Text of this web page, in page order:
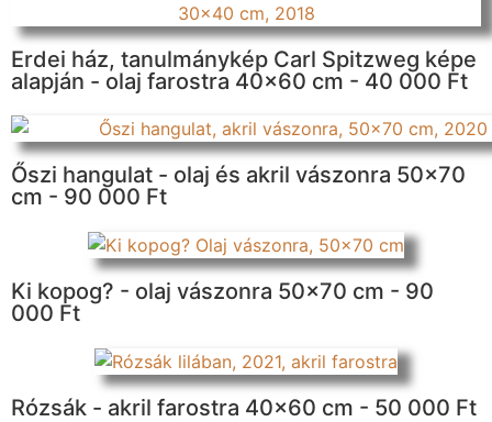
Erdei ház, tanulmánykép Carl Spitzweg képe
alapján - olaj farostra 40x60 cm - 40 000 Ft
Őszi hangulat - olaj és akril vászonra 50x70
cm - 90 000 Ft
Ki kopog? - olaj vászonra 50x70 cm - 90
000 Ft
Rózsák - akril farostra 40x60 cm - 50 000 Ft